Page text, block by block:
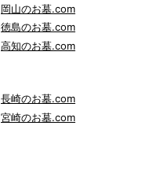
岡山のお墓.com
徳島のお墓.com
高知のお墓.com
長崎のお墓.com
宮崎のお墓.com